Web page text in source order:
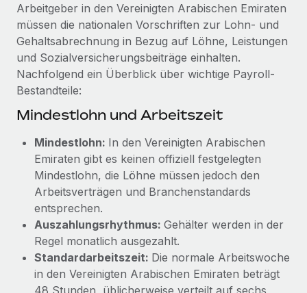
Plus
aller Größen dabei unterstützen, die beste...
Mehr erfahren
mit Remote verwaltet
Phiture ist der unumstrittene Marktführer im Bereich der
Wachstumsberatung für mobile Apps. Das...
Mehr erfahren
Arbeitgeber in den Vereinigten Arabischen Emiraten
müssen die nationalen Vorschriften zur Lohn- und
Gehaltsabrechnung in Bezug auf Löhne, Leistungen
und Sozialversicherungsbeiträge einhalten.
Nachfolgend ein Überblick über wichtige Payroll-
Bestandteile:
Mindestlohn und Arbeitszeit
Mindestlohn: In den Vereinigten Arabischen
Emiraten gibt es keinen offiziell festgelegten
Mindestlohn, die Löhne müssen jedoch den
Arbeitsverträgen und Branchenstandards
entsprechen.
Auszahlungsrhythmus: Gehälter werden in der
Regel monatlich ausgezahlt.
Standardarbeitszeit: Die normale Arbeitswoche
in den Vereinigten Arabischen Emiraten beträgt
48 Stunden, üblicherweise verteilt auf sechs